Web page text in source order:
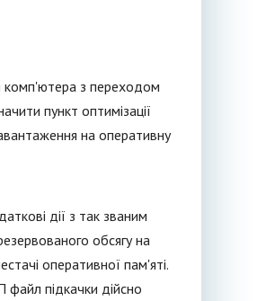
комп'ютера з переходом
пункт оптимізації
на оперативну
дії з так званим
обсягу на
оперативної пам'яті.
підкачки дійсно